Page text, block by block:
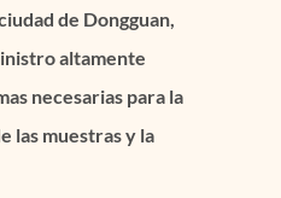
de Dongguan,
altamente
necesarias para la
las muestras y la